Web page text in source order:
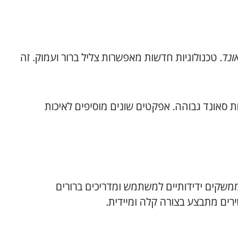
. טכנולוגיות חדשות מאפשרות צליל ברור ועמוק. זה
סאונד גבוהה. אפקטים שונים מוסיפים לאיכות
ידידותיים למשתמש ומדריכים ברורים
מתבצע בצורה קלה ומיידית.